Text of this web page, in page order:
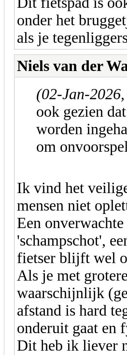
onder het
als je
Niels van der
(02-Jan-
ook gezien
worden
om
Ik vind het
mensen niet
Een
'schampschot',
fietser blijft wel
Als je met
waarschijnlijk
afstand is hard
onderuit gaat en
Dit heb ik liever